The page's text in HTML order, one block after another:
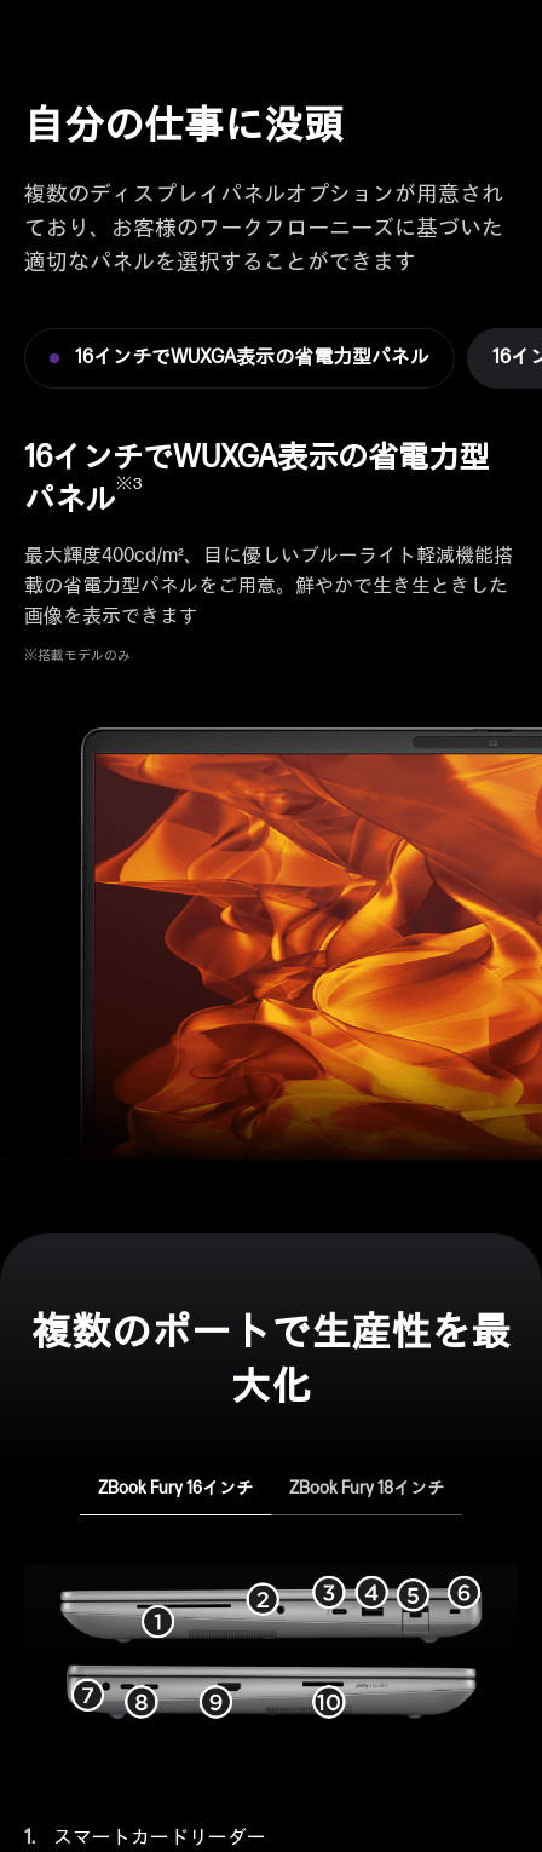
自分の仕事に没頭
複数のディスプレイパネルオプションが用意され
ており、お客様のワークフローニーズに基づいた
適切なパネルを選択することができます
16インチでWUXGA表示の省電力型パネル 16イ
16インチでWUXGA表示の省電力型
パネル※3
最大輝度400cd/m²、目に優しいブルーライト軽減機能搭
載の省電力型パネルをご用意。鮮やかで生き生ときした
画像を表示できます
※搭載モデルのみ
複数のポートで生産性を最
大化
ZBook Fury 16インチ ZBook Fury 18インチ
スマートカードリーダー